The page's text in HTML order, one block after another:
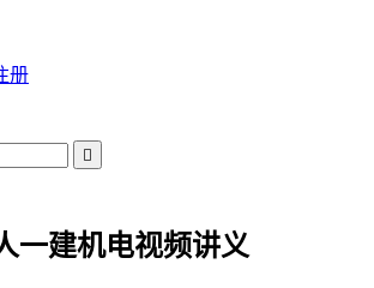
册

一建机电视频讲义